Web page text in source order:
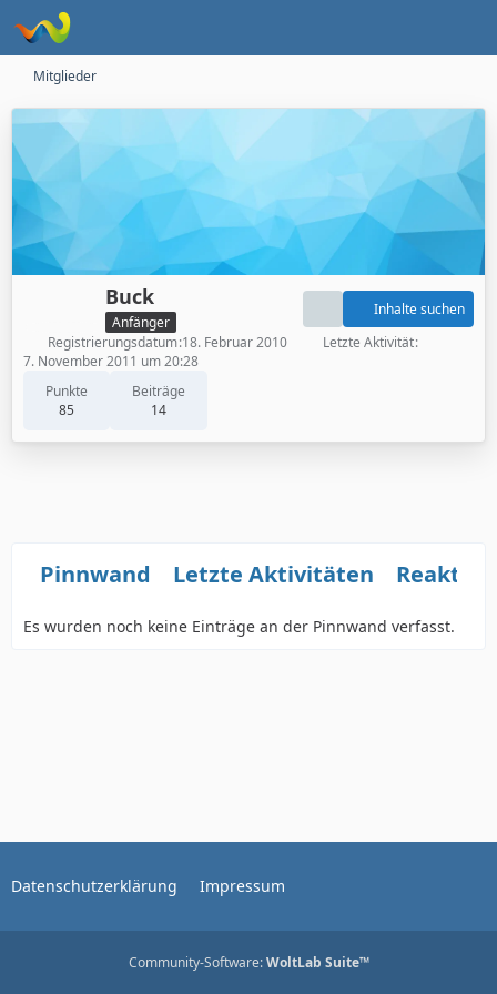
Mitglieder
Buck
Anfänger
Punkte
85
Beiträge
14
Inhalte suchen
Registrierungsdatum 18. Februar 2010
Letzte Aktivität
7. November 2011 um 20:28
Pinnwand Letzte Aktivitäten
Es wurden noch keine Einträge an der Pinnwand verfasst.
Datenschutzerklärung Impressum
Community-Software:WoltLab Suite™